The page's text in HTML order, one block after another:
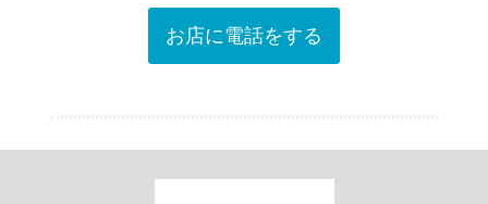
お店に電話をする